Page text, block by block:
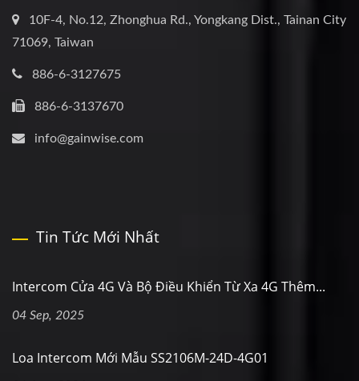
10F-4, No.12, Zhonghua Rd., Yongkang Dist., Tainan City
71069, Taiwan
886-6-3127675
886-6-3137670
info@gainwise.com
Tin Tức Mới Nhất
Intercom Cửa 4G Và Bộ Điều Khiển Từ Xa 4G Thêm...
04 Sep, 2025
Loa Intercom Mới Mẫu SS2106M-24D-4G01